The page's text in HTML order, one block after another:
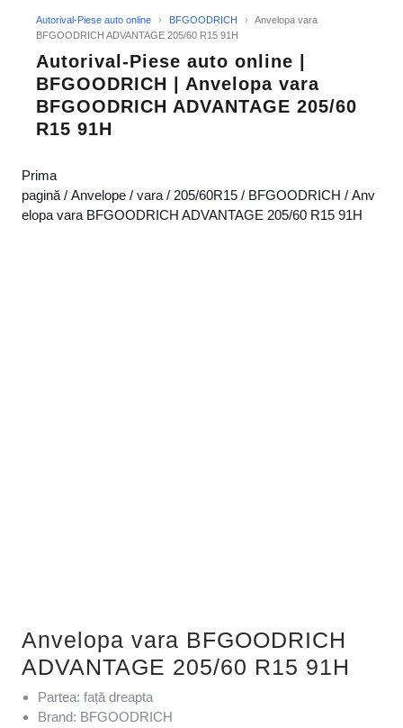
Autorival-Piese auto online › BFGOODRICH ›
Anvelopa vara
BFGOODRICH ADVANTAGE 205/60 R15 91H
Autorival-Piese auto online |
BFGOODRICH | Anvelopa vara
BFGOODRICH ADVANTAGE 205/60
R15 91H
Prima
pagină / Anvelope / vara / 205/60R15 / BFGOODRICH / Anv
elopa vara BFGOODRICH ADVANTAGE 205/60 R15 91H
Anvelopa vara BFGOODRICH
ADVANTAGE 205/60 R15 91H
Partea: față dreapta
Brand: BFGOODRICH